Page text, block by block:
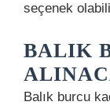
seçenek
BALIK
Balık burcu